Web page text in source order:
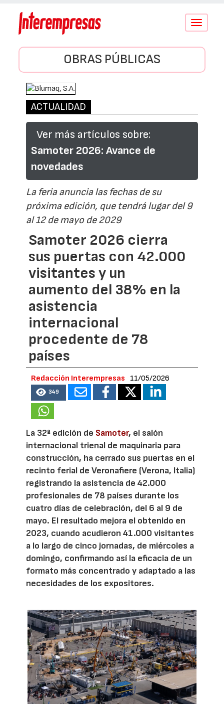
Conmutar
OBRAS PÚBLICAS
ACTUALIDAD
Ver más artículos sobre:
Samoter 2026: Avance de
novedades
La feria anuncia las fechas de su
próxima edición, que tendrá lugar del 9
al 12 de mayo de 2029
Samoter 2026 cierra
sus puertas con 42.000
visitantes y un
aumento del 38% en la
asistencia
internacional
procedente de 78
países
Redacción Interempresas 11/05/2026
349
La 32ª edición de Samoter, el salón
internacional trienal de maquinaria para
construcción, ha cerrado sus puertas en el
recinto ferial de Veronafiere (Verona, Italia)
registrando la asistencia de 42.000
profesionales de 78 países durante los
cuatro días de celebración, del 6 al 9 de
mayo. El resultado mejora el obtenido en
2023, cuando acudieron 41.000 visitantes
a lo largo de cinco jornadas, de miércoles a
domingo, confirmando así la eficacia de un
formato más concentrado y adaptado a las
necesidades de los expositores.